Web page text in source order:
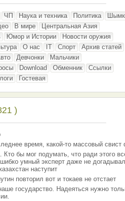
ЧП Наука и техника Политика
В мире
Центральная Азия
Юмор и Истории
Новости оружия
О нас IT Спорт
Архив статей
Девчонки
Мальчики
Download Обменник
Ссылки
Гостевая
)
время, какой-то массовый свист
бы мог подумать, что ради этого
умный эксперт даже не
наступит
повторил вот и токаев не отстает
государство. Надеяться нужно